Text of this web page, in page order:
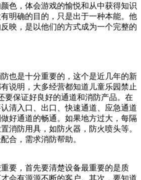
色，体会游戏的愉悦和从中获得知识
明确的目的，只是出于一种本能。他
映，是以他们的方式成为一个完整的
也是十分重要的，这个是近几年的新
说明，大多经营都知道儿童乐园禁止
要保证好良好的通道和消防产品。在
清入口、出口、快速通道、应急通道
好通道的畅通。如果地方过大，每隔
消防用具，如防火器，防火喷头等。
合，需求消防帮助。
要，首先要清楚设备最重要的是质
会有源源不断的客户。其次，要知道